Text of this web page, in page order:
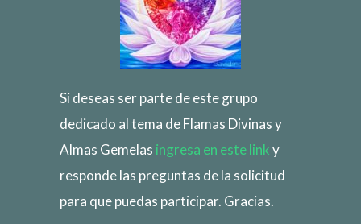
Si deseas ser parte de este grupo
dedicado al tema de Flamas Divinas y
Almas Gemelas ingresa en este linky
responde las preguntas de la solicitud
para que puedas participar. Gracias.